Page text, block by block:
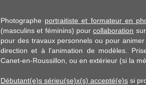
Photographe portraitiste et formateur en
(masculins et féminins) pourcollaboration
pour des travaux personnels ou pour
direction et à l'animation de modèles.
Canet-en-Roussillon, ou en extérieur (si la
Débutant(e)s sérieu(se)x(s) accepté(e)s si